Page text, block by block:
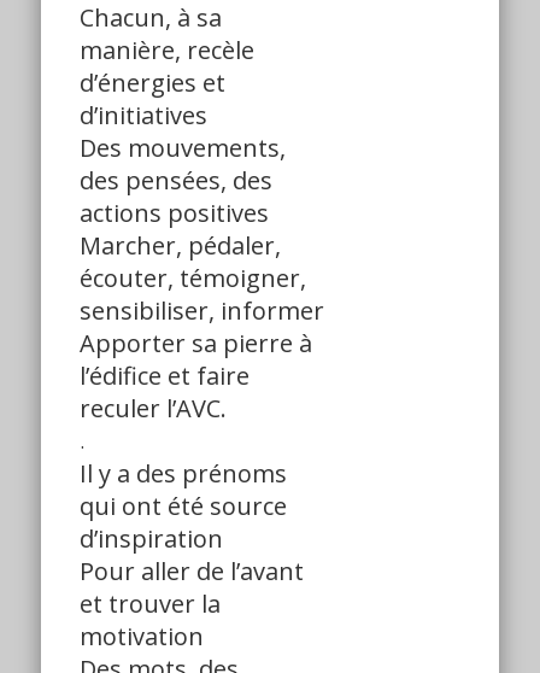
Chacun, à sa
manière, recèle
d’énergies et
d’initiatives
Des mouvements,
des pensées, des
actions positives
Marcher, pédaler,
écouter, témoigner,
sensibiliser, informer
Apporter sa pierre à
l’édifice et faire
reculer l’AVC.
.
Il y a des prénoms
qui ont été source
d’inspiration
Pour aller de l’avant
et trouver la
motivation